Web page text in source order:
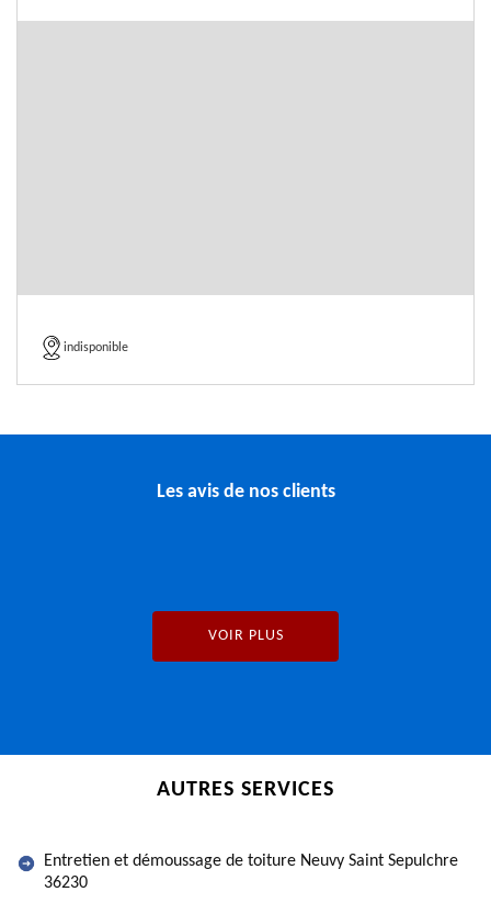
indisponible
Les avis de nos clients
VOIR PLUS
AUTRES SERVICES
Entretien et démoussage de toiture Neuvy Saint Sepulchre
36230